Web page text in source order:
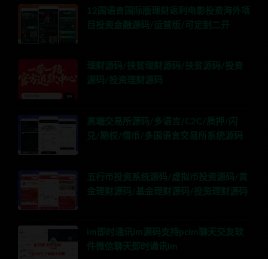
12国语言国际版理财返利电影投资海外项
目投资金融源码/运营版/可定制二开
理财源码/扶贫理财源码/扶贫源码/投资
源码/投资理财源码
高端交易所源码/多语言/C2C/质押/闪
兑/期权/借币/多国语言交易所系统源码
五行币投资系统源码/虚拟币投资源码/黄
金理财源码/基金理财源码/投资理财源码
im即时通讯im源码支持pcim聊天交友软
件微信聊天即时通讯im